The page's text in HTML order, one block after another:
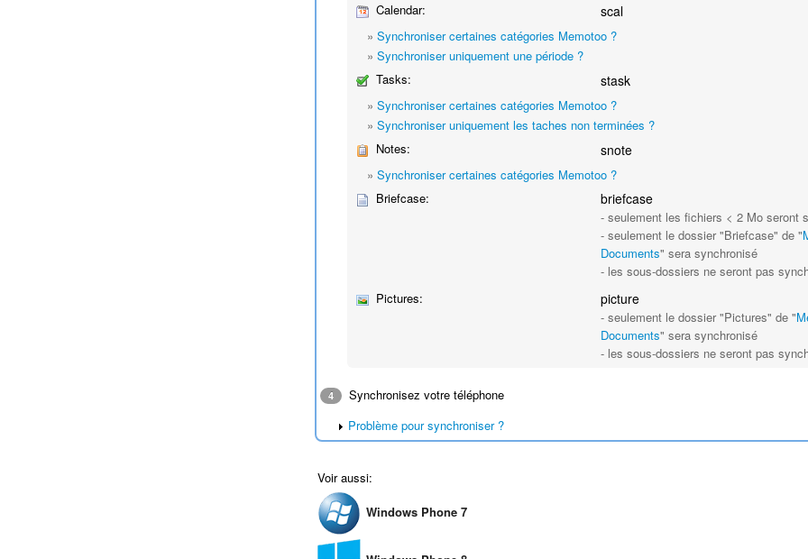
Calendar:
scal
»Synchroniser certaines catégories Memotoo ?
»Synchroniser uniquement une période ?
Tasks:
stask
»Synchroniser certaines catégories Memotoo ?
»Synchroniser uniquement les taches non terminées ?
Notes:
snote
»Synchroniser certaines catégories Memotoo ?
Briefcase:
briefcase
- seulement les fichiers < 2 Mo seront
- seulement le dossier "Briefcase" de "
Documents" sera synchronisé
- les sous-dossiers ne seront pas
Pictures:
picture
- seulement le dossier "Pictures" de "
Documents" sera synchronisé
- les sous-dossiers ne seront pas
4
Synchronisez votre téléphone
Problème pour synchroniser ?
Voir aussi:
Windows Phone 7